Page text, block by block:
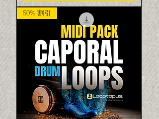
50% 割引